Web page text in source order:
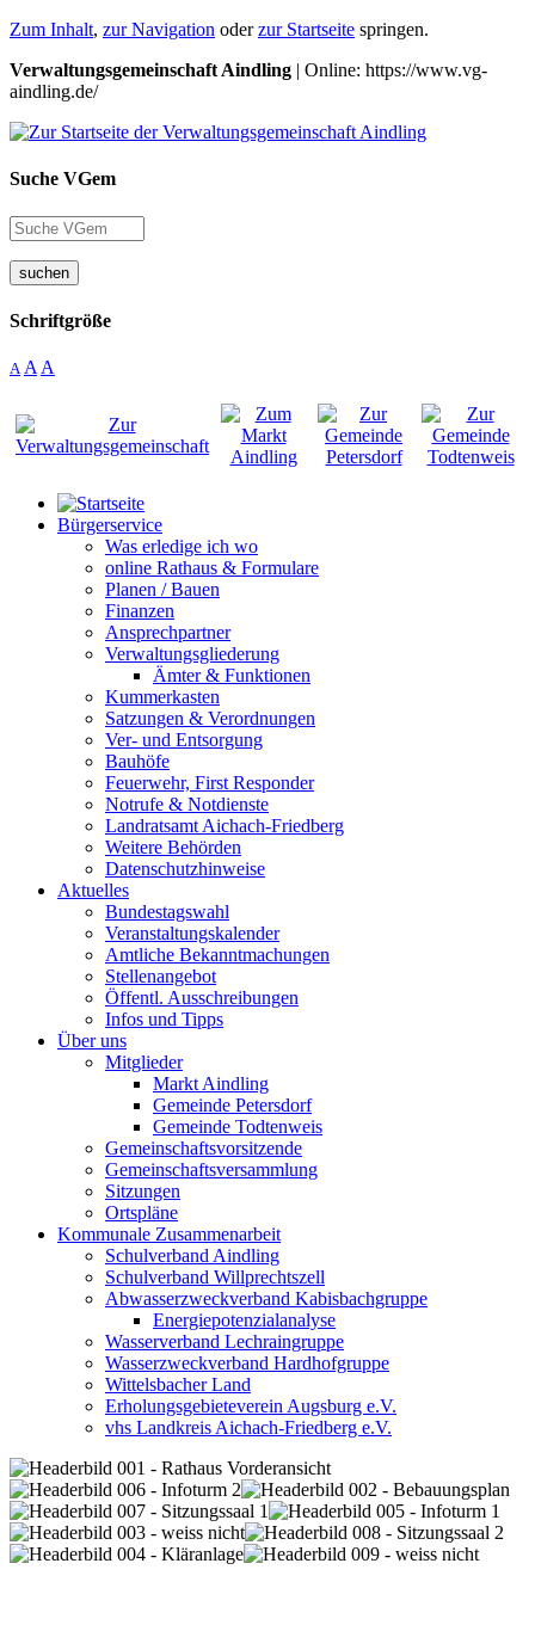
Zum Inhalt, zur Navigation oderzur Startseite springen.
Verwaltungsgemeinschaft Aindling | Online: https://www.vg-
aindling.de/
Suche VGem
suchen
Schriftgröße
A A A
Bürgerservice
Was erledige ich wo
online Rathaus & Formulare
Planen / Bauen
Finanzen
Ansprechpartner
Verwaltungsgliederung
Ämter & Funktionen
Kummerkasten
Satzungen & Verordnungen
Ver- und Entsorgung
Bauhöfe
Feuerwehr, First Responder
Notrufe & Notdienste
Landratsamt Aichach-Friedberg
Weitere Behörden
Datenschutzhinweise
Aktuelles
Bundestagswahl
Veranstaltungskalender
Amtliche Bekanntmachungen
Stellenangebot
Öffentl. Ausschreibungen
Infos und Tipps
Über uns
Mitglieder
Markt Aindling
Gemeinde Petersdorf
Gemeinde Todtenweis
Gemeinschaftsvorsitzende
Gemeinschaftsversammlung
Sitzungen
Ortspläne
Kommunale Zusammenarbeit
Schulverband Aindling
Schulverband Willprechtszell
Abwasserzweckverband Kabisbachgruppe
Energiepotenzialanalyse
Wasserverband Lechraingruppe
Wasserzweckverband Hardhofgruppe
Wittelsbacher Land
Erholungsgebieteverein Augsburg e.V.
vhs Landkreis Aichach-Friedberg e.V.